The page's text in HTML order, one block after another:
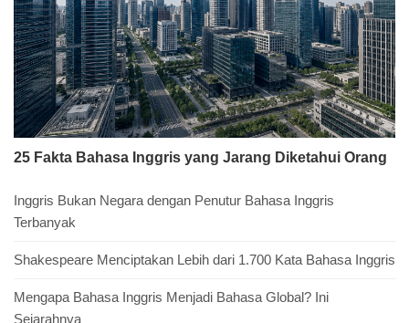
25 Fakta Bahasa Inggris yang Jarang Diketahui Orang
Inggris Bukan Negara dengan Penutur Bahasa Inggris
Terbanyak
Shakespeare Menciptakan Lebih dari 1.700 Kata Bahasa Inggris
Mengapa Bahasa Inggris Menjadi Bahasa Global? Ini
Sejarahnya